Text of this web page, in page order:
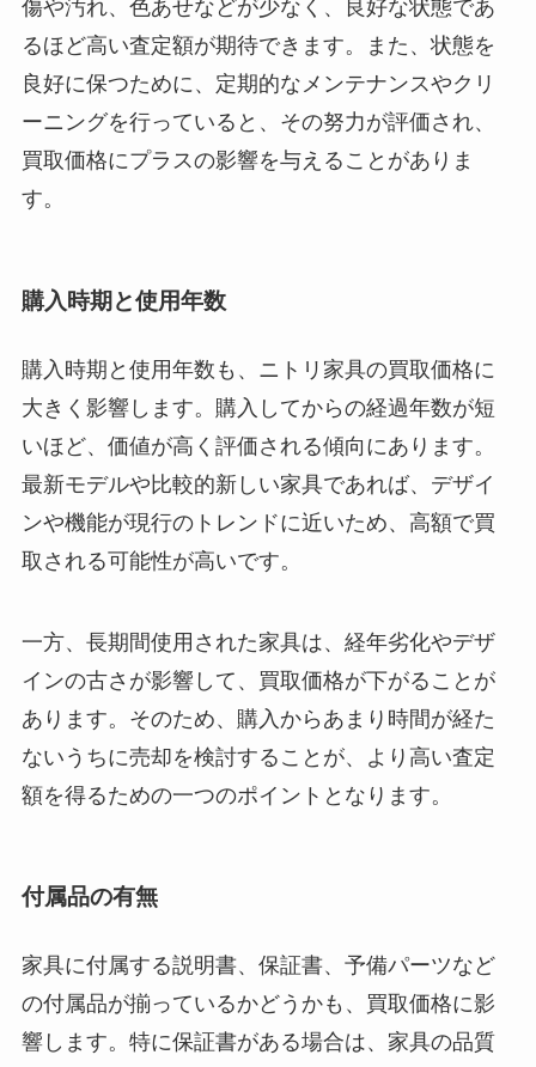
傷や汚れ、色あせなどが少なく、良好な状態であ
るほど高い査定額が期待できます。また、状態を
良好に保つために、定期的なメンテナンスやクリ
ーニングを行っていると、その努力が評価され、
買取価格にプラスの影響を与えることがありま
す。
購入時期と使用年数
購入時期と使用年数も、ニトリ家具の買取価格に
大きく影響します。購入してからの経過年数が短
いほど、価値が高く評価される傾向にあります。
最新モデルや比較的新しい家具であれば、デザイ
ンや機能が現行のトレンドに近いため、高額で買
取される可能性が高いです。
一方、長期間使用された家具は、経年劣化やデザ
インの古さが影響して、買取価格が下がることが
あります。そのため、購入からあまり時間が経た
ないうちに売却を検討することが、より高い査定
額を得るための一つのポイントとなります。
付属品の有無
家具に付属する説明書、保証書、予備パーツなど
の付属品が揃っているかどうかも、買取価格に影
響します。特に保証書がある場合は、家具の品質